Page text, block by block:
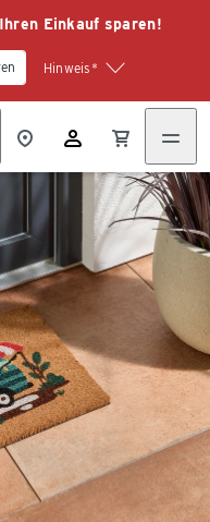
Einkauf sparen!
Hinweis*